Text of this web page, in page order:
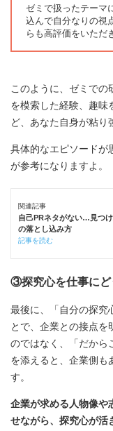
ゼミで扱ったテーマ
込んで自分なりの視
らも高評価をいただ
このように、ゼミでの
を模索した経験、趣味
ど、あなた自身が粘り
具体的なエピソードが
が参考になりますよ。
関連記事
自己PRネタがない…見つ
の落とし込み方
記事を読む
③探究心を仕事にど
最後に、「自分の探究
とで、企業との接点を
のではなく、「だから
を添えると、企業側も
す。
企業が求める人物像や
せながら、探究心が活